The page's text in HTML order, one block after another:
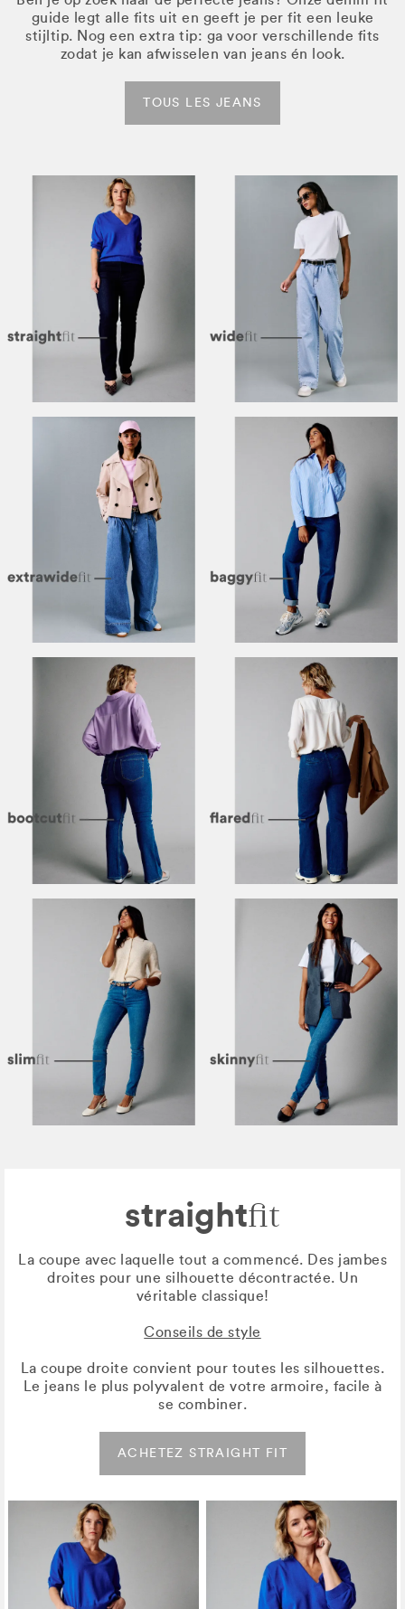
guide legt alle fits uit en geeft je per fit een leuke
stijltip. Nog een extra tip: ga voor verschillende fits
zodat je kan afwisselen van jeans én look.
TOUS LES JEANS
straightfit
La coupe avec laquelle tout a commencé. Des jambes
droites pour une silhouette décontractée. Un
véritable classique!
Conseils de style
La coupe droite convient pour toutes les silhouettes.
Le jeans le plus polyvalent de votre armoire, facile à
se combiner.
ACHETEZ STRAIGHT FIT